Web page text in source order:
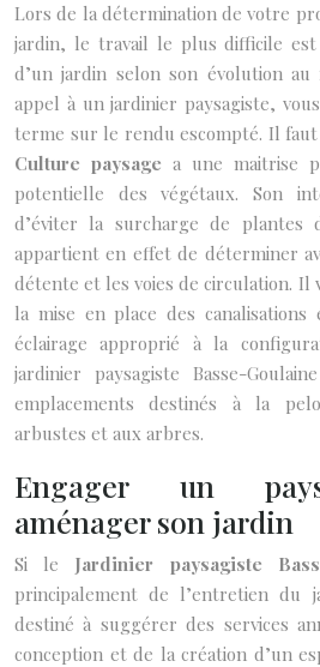
Lors de la détermination de votre
jardin, le travail le plus difficile est
d’un jardin selon son évolution
appel à un jardinier paysagiste,
terme sur le rendu escompté. Il
Culture paysage a une maitrise
potentielle des végétaux. Son
d’éviter la surcharge de
appartient en effet de déterminer
détente et les voies de circulation. Il
la mise en place des canalisations
éclairage approprié à la
jardinier paysagiste Basse-
emplacements destinés à la
arbustes et aux arbres.
Engager un
aménager son jardin
Si le Jardinier paysagiste
principalement de l’entretien du
destiné à suggérer des services
conception et de la création d’un